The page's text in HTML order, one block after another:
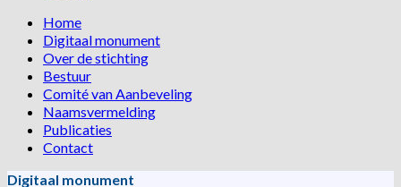
Home
Digitaal monument
Over de stichting
Bestuur
Comité van Aanbeveling
Naamsvermelding
Publicaties
Contact
Digitaal monument